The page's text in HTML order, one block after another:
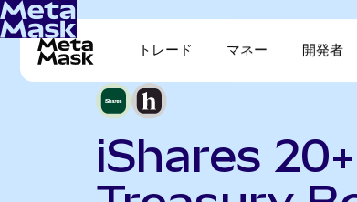
トレード マネー 開発者
iShares